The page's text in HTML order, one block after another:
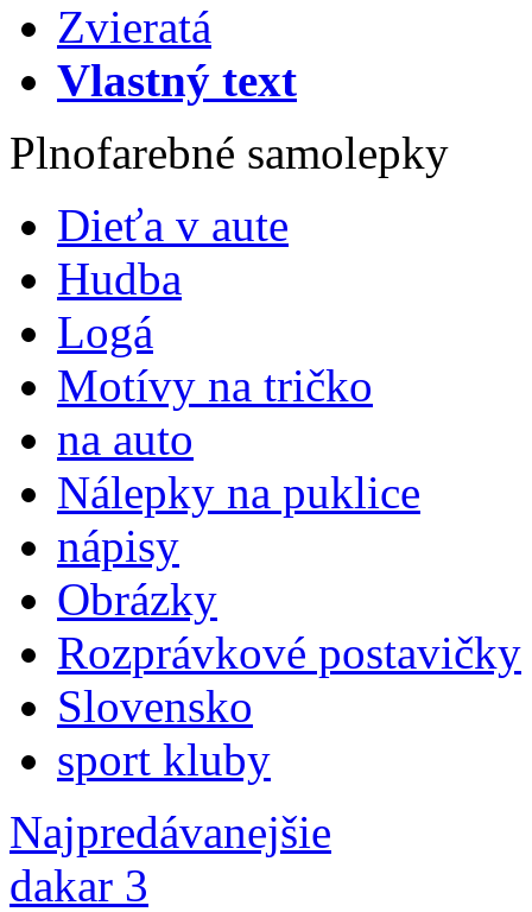
Zvieratá
Vlastný text
Plnofarebné samolepky
Dieťa v aute
Hudba
Logá
Motívy na tričko
na auto
Nálepky na puklice
nápisy
Obrázky
Rozprávkové postavičky
Slovensko
sport kluby
Najpredávanejšie
dakar 3